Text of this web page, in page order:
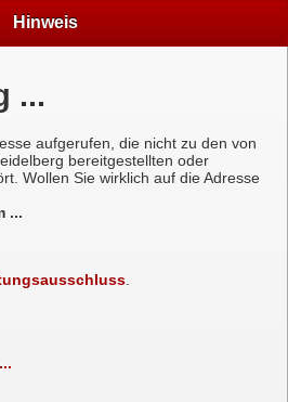
Hinweis
...
aufgerufen, die nicht zu den von
bereitgestellten oder
Wollen Sie wirklich auf die Adresse
...
.